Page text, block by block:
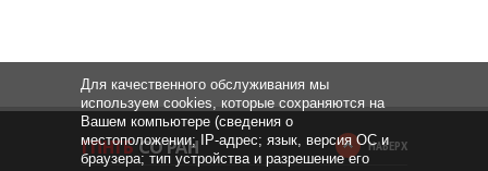
НАВЕРХ
Для качественного обслуживания мы
используем cookies, которые сохраняются на
Вашем компьютере (сведения о
местоположении; IP-адрес; язык, версия ОС и
браузера; тип устройства и разрешение его